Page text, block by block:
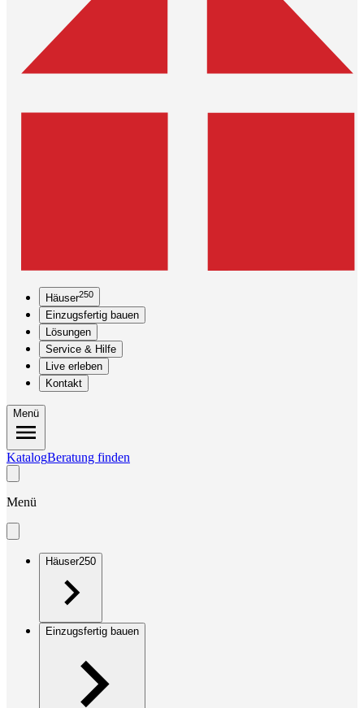
Häuser250
Einzugsfertig bauen
Lösungen
Service & Hilfe
Live erleben
Kontakt
Menü
KatalogBeratung finden
Menü
Häuser250
Einzugsfertig bauen